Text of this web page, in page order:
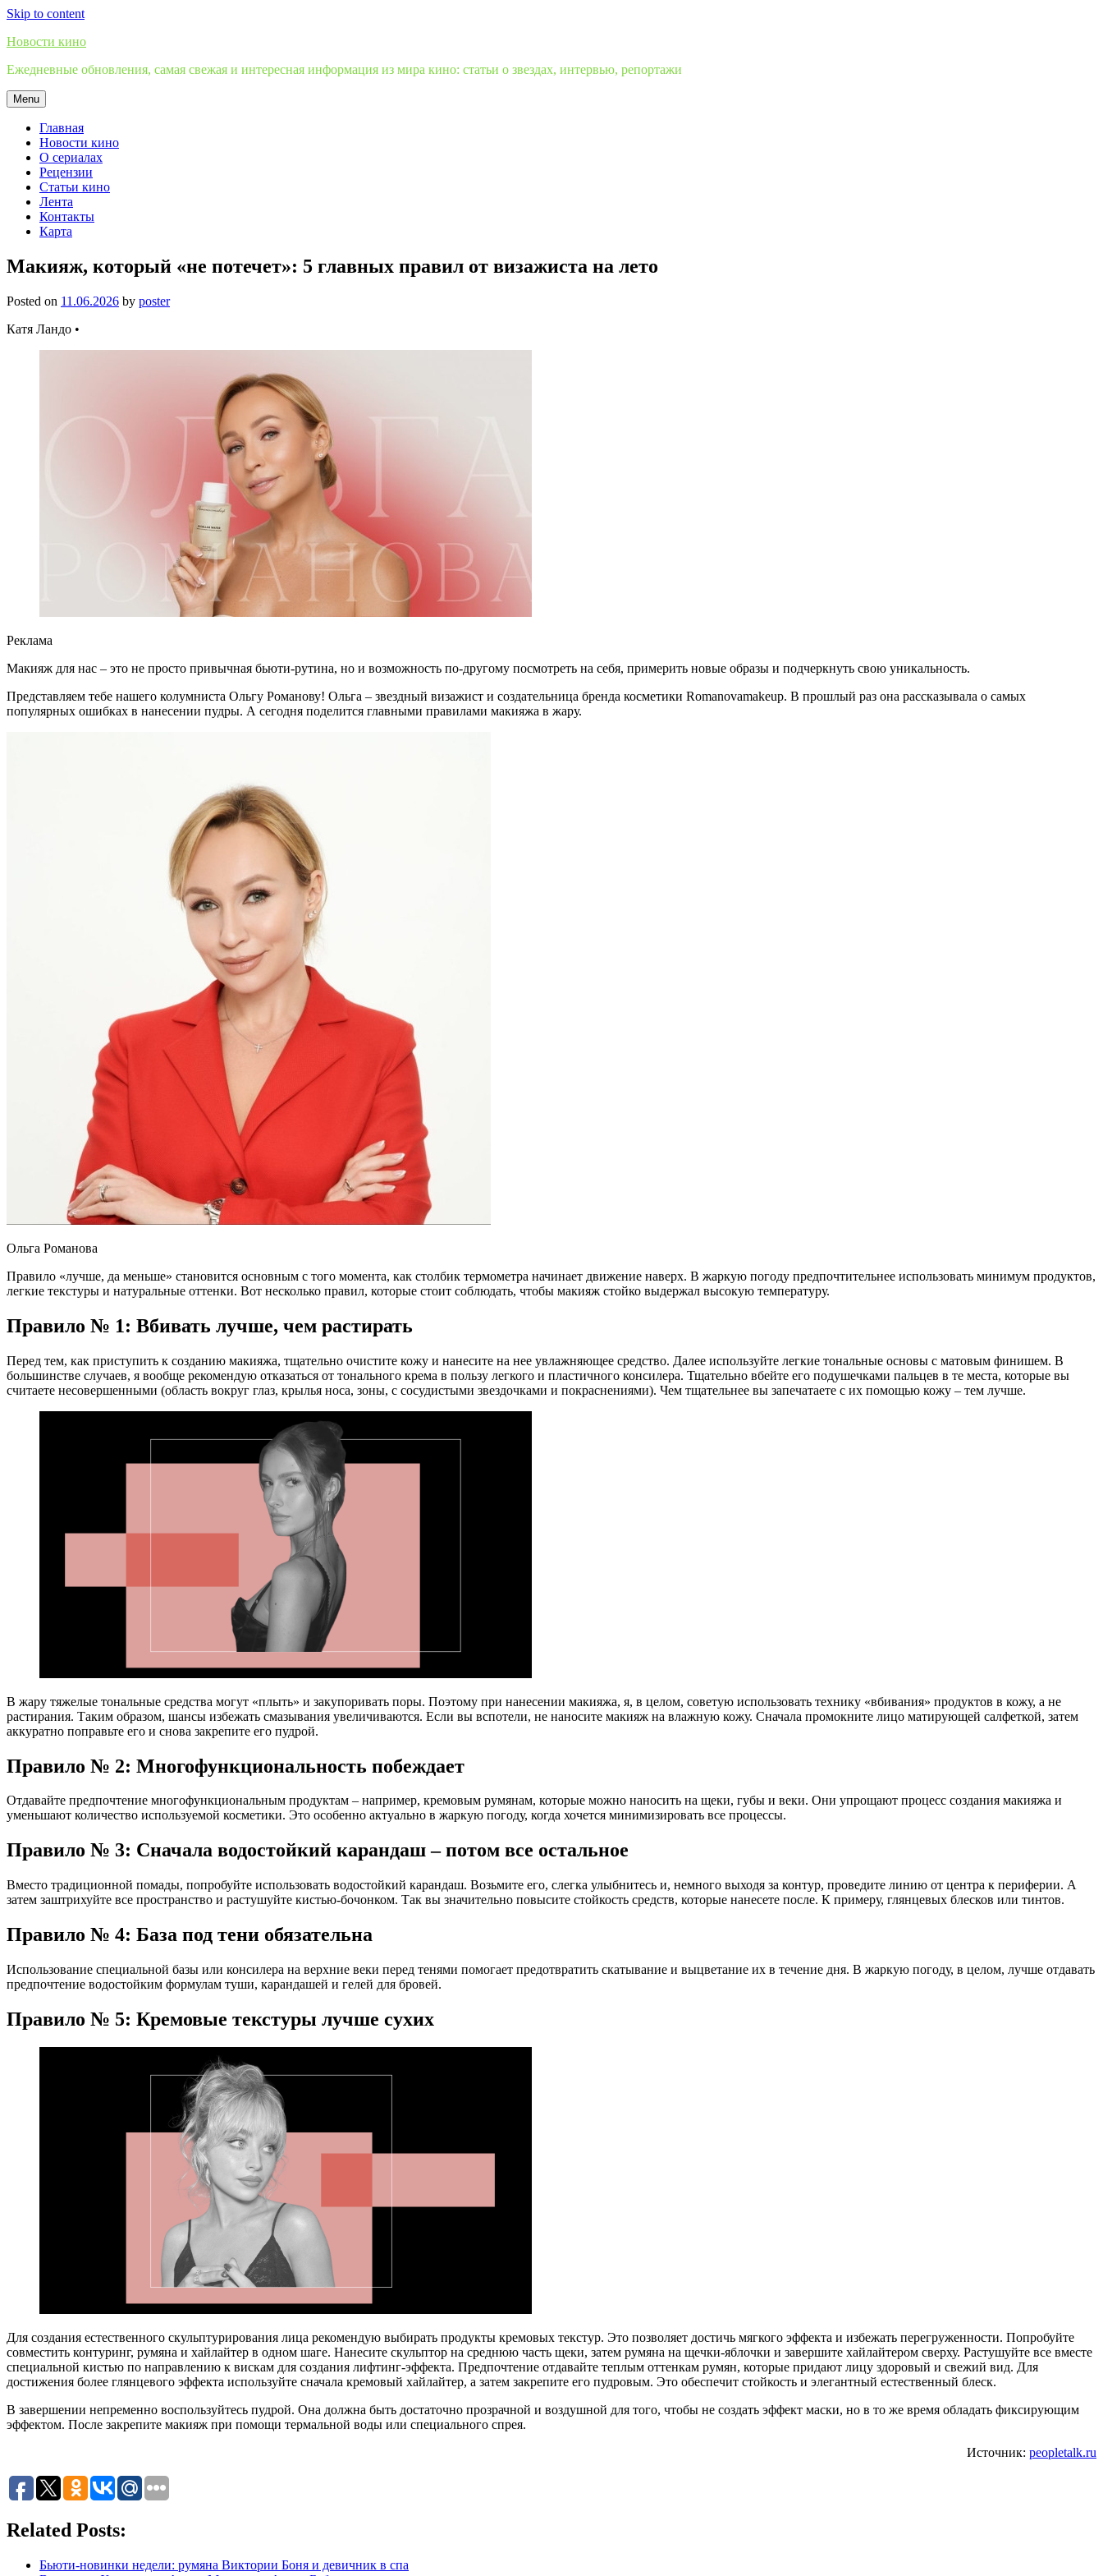
Skip to content
Новости кино
Ежедневные обновления, самая свежая и интересная информация из мира кино: статьи о звездах, интервью, репортажи
Menu
Главная
Новости кино
О сериалах
Рецензии
Статьи кино
Лента
Контакты
Карта
Макияж, который «не потечет»: 5 главных правил от визажиста на лето
Posted on 11.06.2026 by poster
Катя Ландо •
Реклама
Макияж для нас – это не просто привычная бьюти-рутина, но и возможность по-другому посмотреть на себя, примерить новые образы и подчеркнуть свою уникальность.
Представляем тебе нашего колумниста Ольгу Романову! Ольга – звездный визажист и создательница бренда косметики Romanovamakeup. В прошлый раз она рассказывала о самых
популярных ошибках в нанесении пудры. А сегодня поделится главными правилами макияжа в жару.
Ольга Романова
Правило «лучше, да меньше» становится основным с того момента, как столбик термометра начинает движение наверх. В жаркую погоду предпочтительнее использовать минимум продуктов,
легкие текстуры и натуральные оттенки. Вот несколько правил, которые стоит соблюдать, чтобы макияж стойко выдержал высокую температуру.
Правило № 1: Вбивать лучше, чем растирать
Перед тем, как приступить к созданию макияжа, тщательно очистите кожу и нанесите на нее увлажняющее средство. Далее используйте легкие тональные основы с матовым финишем. В
большинстве случаев, я вообще рекомендую отказаться от тонального крема в пользу легкого и пластичного консилера. Тщательно вбейте его подушечками пальцев в те места, которые вы
считаете несовершенными (область вокруг глаз, крылья носа, зоны, с сосудистыми звездочками и покраснениями). Чем тщательнее вы запечатаете с их помощью кожу – тем лучше.
В жару тяжелые тональные средства могут «плыть» и закупоривать поры. Поэтому при нанесении макияжа, я, в целом, советую использовать технику «вбивания» продуктов в кожу, а не
растирания. Таким образом, шансы избежать смазывания увеличиваются. Если вы вспотели, не наносите макияж на влажную кожу. Сначала промокните лицо матирующей салфеткой, затем
аккуратно поправьте его и снова закрепите его пудрой.
Правило № 2: Многофункциональность побеждает
Отдавайте предпочтение многофункциональным продуктам – например, кремовым румянам, которые можно наносить на щеки, губы и веки. Они упрощают процесс создания макияжа и
уменьшают количество используемой косметики. Это особенно актуально в жаркую погоду, когда хочется минимизировать все процессы.
Правило № 3: Сначала водостойкий карандаш – потом все остальное
Вместо традиционной помады, попробуйте использовать водостойкий карандаш. Возьмите его, слегка улыбнитесь и, немного выходя за контур, проведите линию от центра к периферии. А
затем заштрихуйте все пространство и растушуйте кистью-бочонком. Так вы значительно повысите стойкость средств, которые нанесете после. К примеру, глянцевых блесков или тинтов.
Правило № 4: База под тени обязательна
Использование специальной базы или консилера на верхние веки перед тенями помогает предотвратить скатывание и выцветание их в течение дня. В жаркую погоду, в целом, лучше отдавать
предпочтение водостойким формулам туши, карандашей и гелей для бровей.
Правило № 5: Кремовые текстуры лучше сухих
Для создания естественного скульптурирования лица рекомендую выбирать продукты кремовых текстур. Это позволяет достичь мягкого эффекта и избежать перегруженности. Попробуйте
совместить контуринг, румяна и хайлайтер в одном шаге. Нанесите скульптор на среднюю часть щеки, затем румяна на щечки-яблочки и завершите хайлайтером сверху. Растушуйте все вместе
специальной кистью по направлению к вискам для создания лифтинг-эффекта. Предпочтение отдавайте теплым оттенкам румян, которые придают лицу здоровый и свежий вид. Для
достижения более глянцевого эффекта используйте сначала кремовый хайлайтер, а затем закрепите его пудровым. Это обеспечит стойкость и элегантный естественный блеск.
В завершении непременно воспользуйтесь пудрой. Она должна быть достаточно прозрачной и воздушной для того, чтобы не создать эффект маски, но в то же время обладать фиксирующим
эффектом. После закрепите макияж при помощи термальной воды или специального спрея.
Источник: peopletalk.ru
Related Posts:
Бьюти-новинки недели: румяна Виктории Боня и девичник в спа